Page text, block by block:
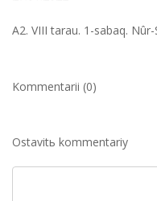
A2. VІІІ tarau. 1-sabaq. Nûr-
Kommentarii (0)
Ostavitь kommentariy